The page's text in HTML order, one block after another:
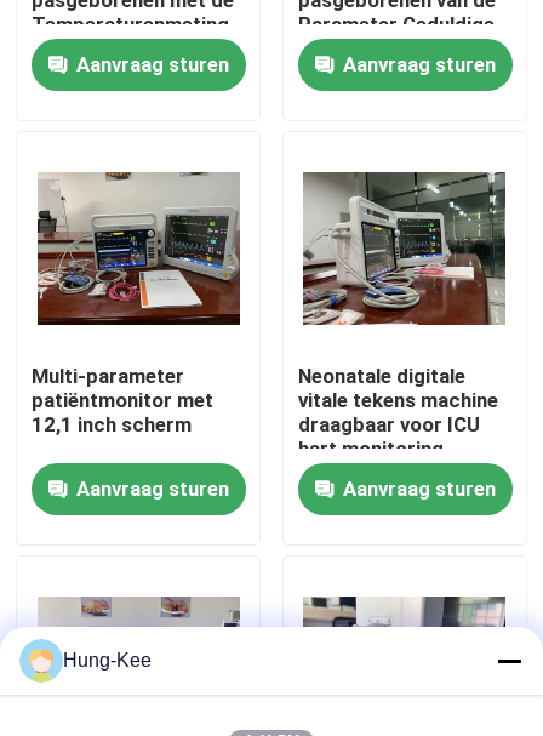
Huis
Video's
VR toon
Fabrieksreis
Kwaliteitscontrole
Nieuws
Temperaturenmeting
van EtCO2 ECG SPO2
NIBPAanvraag sturen
Parameter Geduldige
Monitor met het
Scherm van 8,4
Duimtft lcd
Aanvraag sturen
Multi-parameter
patiëntmonitor met
12,1 inch scherm
Aanvraag sturen
Neonatale digitale
vitale tekens machine
draagbaar voor ICU
hart monitoring
Aanvraag sturen
Hung-Kee